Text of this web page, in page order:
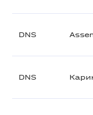
DNS
DNS